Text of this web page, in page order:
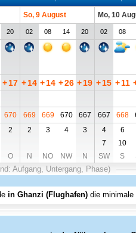
So, 9 August Mo, 10
20 02 08 14 20 02 08
+17 +14 +14 +26 +19 +15 + 11
670 669 669 670 667 667 668
2 2 3 4 3 4 6
7 10
O N NO NW N SW S
Aufgang, Untergang, Phase)
in Ghanzi (Flughafen)die minimale